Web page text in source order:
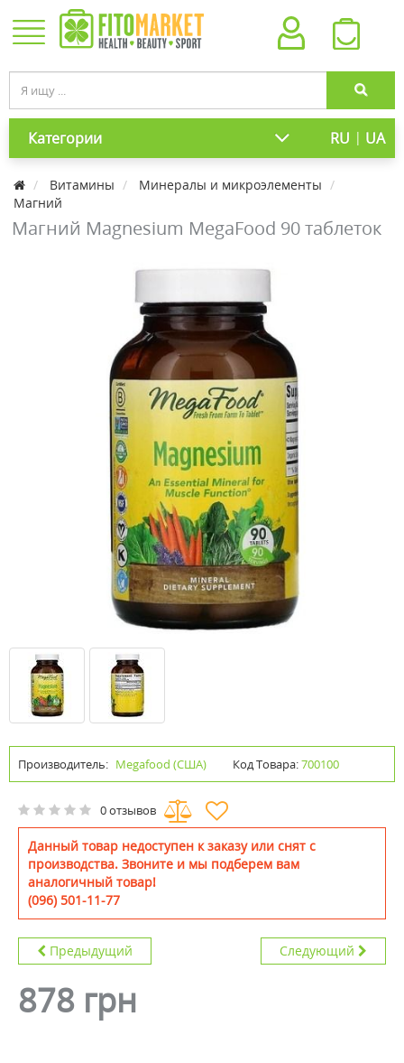
Категории RU | UA
Витамины
Минералы и микроэлементы
Магний
Магний Magnesium MegaFood 90 таблеток
Производитель: Megafood (США) Код Товара:700100
0 отзывов
Данный товар недоступен к заказу или снят с
производства. Звоните и мы подберем вам
аналогичный товар!
(096) 501-11-77
Предыдущий Следующий
878 грн